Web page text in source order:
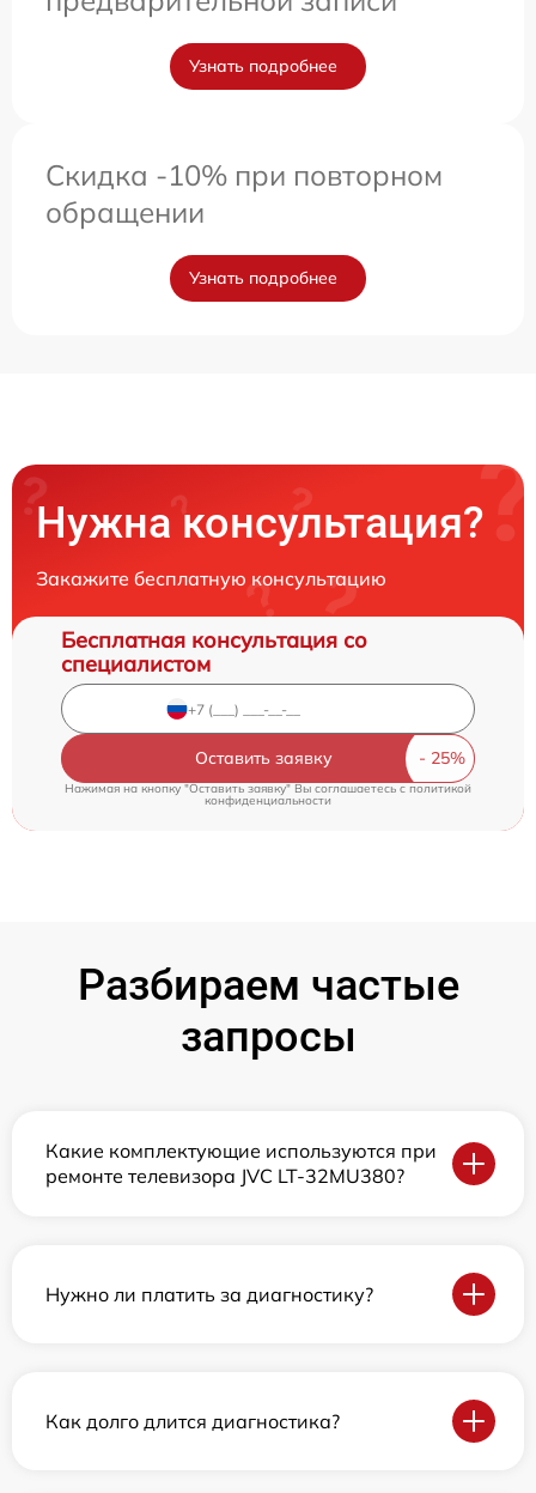
Узнать подробнее
Скидка -10% при повторном
обращении
Узнать подробнее
Нужна консультация?
Закажите бесплатную консультацию
Бесплатная консультация со
специалистом
Оставить заявку
Нажимая на кнопку "Оставить заявку" Вы соглашаетесь c политикой
конфиденциальности
Разбираем частые
запросы
Какие комплектующие используются при
ремонте телевизора JVC LT-32MU380?
Нужно ли платить за диагностику?
Как долго длится диагностика?